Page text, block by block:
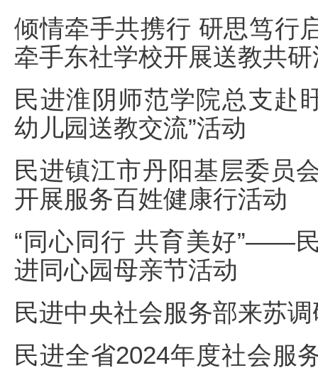
倾情牵手共携行 研思笃
牵手东社学校开展送教共
民进淮阴师范学院总支赴
幼儿园送教交流”活动
民进镇江市丹阳基层委员
开展服务百姓健康行活动
“同心同行 共育美好”——
进同心园母亲节活动
民进中央社会服务部来苏
民进全省2024年度社会服